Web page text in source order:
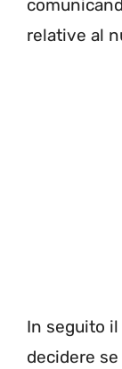
relative al
In seguito
decidere